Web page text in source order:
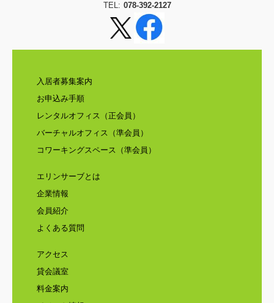
TEL: 078-392-2127
入居者募集案内
お申込み手順
レンタルオフィス（正会員）
バーチャルオフィス（準会員）
コワーキングスペース（準会員）
エリンサーブとは
企業情報
会員紹介
よくある質問
アクセス
貸会議室
料金案内